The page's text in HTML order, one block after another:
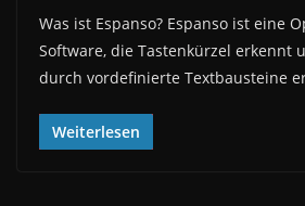
Was ist Espanso? Espanso ist eine
Software, die Tastenkürzel erkennt
durch vordefinierte Textbausteine
Weiterlesen